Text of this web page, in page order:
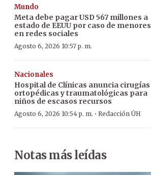
Mundo
Meta debe pagar USD 567 millones a
estado de EEUU por caso de menores
en redes sociales
Agosto 6, 2026 10:57 p. m.
Nacionales
Hospital de Clínicas anuncia cirugías
ortopédicas y traumatológicas para
niños de escasos recursos
Agosto 6, 2026 10:54 p. m. · Redacción ÚH
Notas más leídas